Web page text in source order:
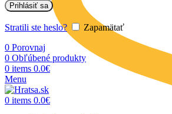
Prihlásiť sa
Stratili ste heslo?
Zapamätať
0 Porovnaj
0 Obľúbené produkty
0 items 0.0€
Menu
0 items 0.0€